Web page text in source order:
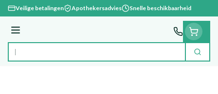
Ga naar de inhoud
Veilige betalingen Apothekersadvies Snelle beschikbaarheid
Menu
Product, merk, categorie... Zoek